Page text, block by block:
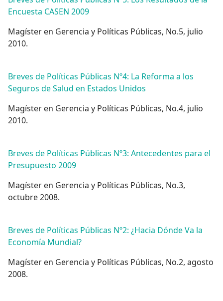
Encuesta CASEN 2009
Magíster en Gerencia y Políticas Públicas, No.5, julio
2010.
Breves de Políticas Públicas Nº4: La Reforma a los
Seguros de Salud en Estados Unidos
Magíster en Gerencia y Políticas Públicas, No.4, julio
2010.
Breves de Políticas Públicas Nº3: Antecedentes para el
Presupuesto 2009
Magíster en Gerencia y Políticas Públicas, No.3,
octubre 2008.
Breves de Políticas Públicas Nº2: ¿Hacia Dónde Va la
Economía Mundial?
Magíster en Gerencia y Políticas Públicas, No.2, agosto
2008.